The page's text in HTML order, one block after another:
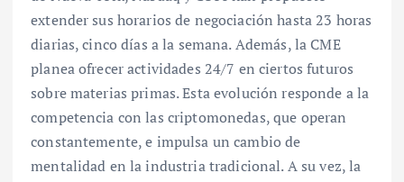
extender sus horarios de negociación hasta 23 horas
diarias, cinco días a la semana. Además, la CME
planea ofrecer actividades 24/7 en ciertos futuros
sobre materias primas. Esta evolución responde a la
competencia con las criptomonedas, que operan
constantemente, e impulsa un cambio de
mentalidad en la industria tradicional. A su vez, la